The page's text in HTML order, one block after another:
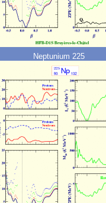
Neptunium 225